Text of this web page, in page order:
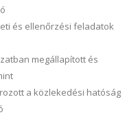
és ellenőrzési feladatok
megállapított és
a közlekedési hatóság